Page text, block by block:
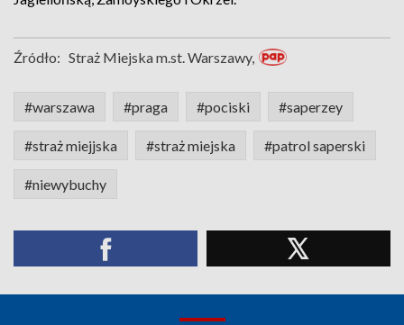
Źródło: Straż Miejska m.st. Warszawy,
#warszawa #praga #pociski #saperzey
#straż miejjska #straż miejska #patrol saperski
#niewybuchy